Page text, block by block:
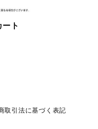
ト
取引法に基づく表記